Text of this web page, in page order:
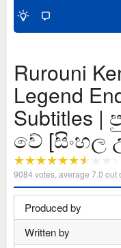
Rurouni
Legend
Subtitles |
වේ [සිංහල
9084 votes, average 7.0 out
Produced by
Written by